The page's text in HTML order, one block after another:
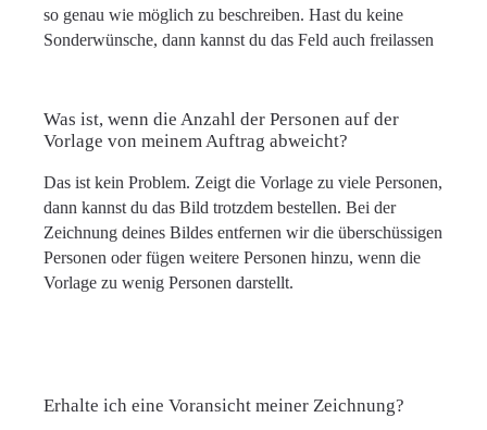
so genau wie möglich zu beschreiben. Hast du keine
Sonderwünsche, dann kannst du das Feld auch freilassen
Was ist, wenn die Anzahl der Personen auf der
Vorlage von meinem Auftrag abweicht?
Das ist kein Problem. Zeigt die Vorlage zu viele Personen,
dann kannst du das Bild trotzdem bestellen. Bei der
Zeichnung deines Bildes entfernen wir die überschüssigen
Personen oder fügen weitere Personen hinzu, wenn die
Vorlage zu wenig Personen darstellt.
Erhalte ich eine Voransicht meiner Zeichnung?